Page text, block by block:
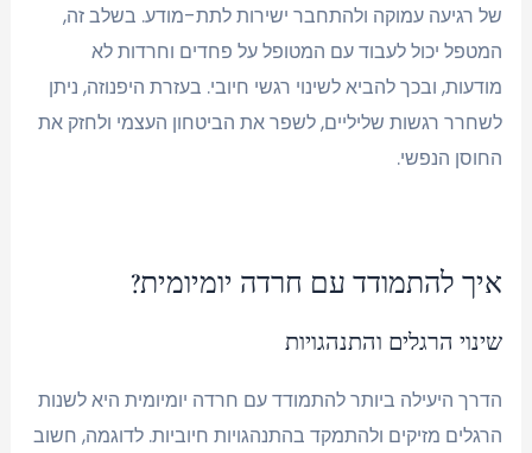
של רגיעה עמוקה ולהתחבר ישירות לתת-מודע. בשלב זה,
המטפל יכול לעבוד עם המטופל על פחדים וחרדות לא
מודעות, ובכך להביא לשינוי רגשי חיובי. בעזרת היפנוזה, ניתן
לשחרר רגשות שליליים, לשפר את הביטחון העצמי ולחזק את
החוסן הנפשי.
איך להתמודד עם חרדה יומיומית?
שינוי הרגלים והתנהגויות
הדרך היעילה ביותר להתמודד עם חרדה יומיומית היא לשנות
הרגלים מזיקים ולהתמקד בהתנהגויות חיוביות. לדוגמה, חשוב